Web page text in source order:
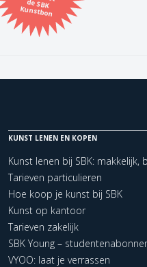
Kunstbon
Kunstenaar
Kerncollectie
1 items. Pagina: 1
KUNST LENEN EN KOPEN
Kunst lenen bij SBK:
Tarieven particulieren
Hoe koop je kunst bij SBK
Kunst op kantoor
Tarieven zakelijk
SBK Young –
VYOO: laat je verrassen